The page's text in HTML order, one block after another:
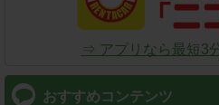
⇒ アプリなら最短3
おすすめコンテンツ